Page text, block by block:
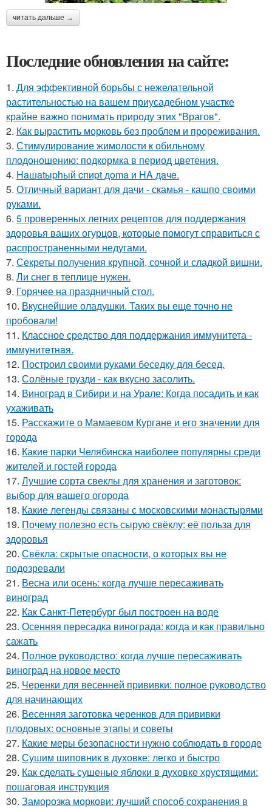
читать дальше →
Последние обновления на сайте:
1. Для эффективной борьбы с нежелательной
растительностью на вашем приусадебном участке
крайне важно понимать природу этих "Врагов".
2. Как вырастить морковь без проблем и прореживания.
3. Стимулирование жимолости к обильному
плодоношению: подкормка в период цветения.
4. Haшatыphый cпиpt дoma и HA дaчe.
5. Отличный вариант для дачи - скамья - кашпо своими
руками.
6. 5 проверенных летних рецептов для поддержания
здоровья ваших огурцов, которые помогут справиться с
распространенными недугами.
7. Секреты получения крупной, сочной и сладкой вишни.
8. Ли снег в теплице нужен.
9. Горячее на праздничный стол.
10. Вкуснейшие оладушки. Таких вы еще точно не
пробовали!
11. Классное средство для поддержания иммунитета -
иммyнитeтнaя.
12. Построил своими руками беседку для бесед.
13. Солёные грузди - как вкусно засолить.
14. Виноград в Сибири и на Урале: Когда посадить и как
ухаживать
15. Расскажите о Мамаевом Кургане и его значении для
города
16. Какие парки Челябинска наиболее популярны среди
жителей и гостей города
17. Лучшие сорта свеклы для хранения и заготовок:
выбор для вашего огорода
18. Какие легенды связаны с московскими монастырями
19. Почему полезно есть сырую свёклу: её польза для
здоровья
20. Свёкла: скрытые опасности, о которых вы не
подозревали
21. Весна или осень: когда лучше пересаживать
виноград
22. Как Санкт-Петербург был построен на воде
23. Осенняя пересадка винограда: когда и как правильно
сажать
24. Полное руководство: когда лучше пересаживать
виноград на новое место
25. Черенки для весенней прививки: полное руководство
для начинающих
26. Весенняя заготовка черенков для прививки
плодовых: основные этапы и советы
27. Какие меры безопасности нужно соблюдать в городе
28. Сушим шиповник в духовке: легко и быстро
29. Как сделать сушеные яблоки в духовке хрустящими:
пошаговая инструкция
30. Заморозка моркови: лучший способ сохранения в